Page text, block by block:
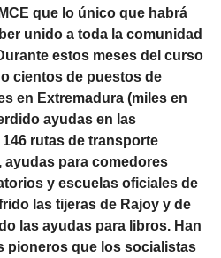
que lo único que habrá
unido a toda la comunidad
estos meses del curso
cientos de puestos de
en Extremadura (miles en
ayudas en las
rutas de transporte
ayudas para comedores
y escuelas oficiales de
las tijeras de Rajoy y de
las ayudas para libros. Han
pioneros que los socialistas